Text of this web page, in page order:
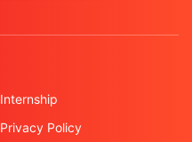
Internship
Privacy Policy